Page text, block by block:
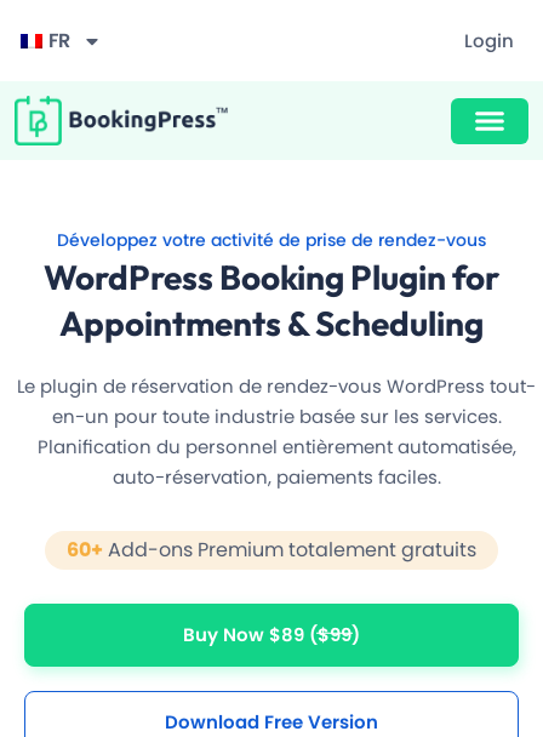
FR Login
Développez votre activité de prise de rendez-vous
WordPress Booking Plugin for
Appointments & Scheduling
Le plugin de réservation de rendez-vous WordPress tout-
en-un pour toute industrie basée sur les services.
Planification du personnel entièrement automatisée,
auto-réservation, paiements faciles.
60+ Add-ons Premium totalement gratuits
Buy Now $89 ($99)
Download Free Version
Email, SMS & WhatsApp Notification
20+ Built-in Payment Gateways
Still have question?
Grab Deal $89